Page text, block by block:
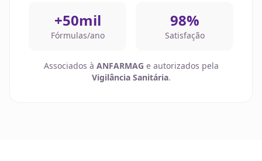
+50mil
Fórmulas/ano
98%
Satisfação
Associados à ANFARMAG e autorizados pela
Vigilância Sanitária.